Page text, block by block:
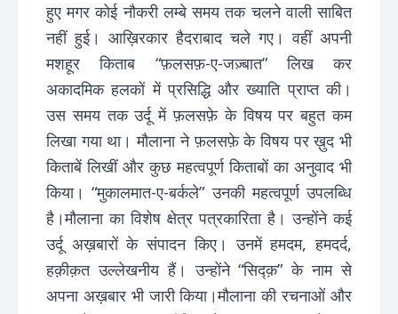
हुए मगर कोई नौकरी लम्बे समय तक चलने वाली साबित
नहीं हुई। आख़िरकार हैदराबाद चले गए। वहीं अपनी
मशहूर किताब “फ़लसफ़-ए-जज़्बात” लिख कर
अकादमिक हलकों में प्रसिद्धि और ख्याति प्राप्त की।
उस समय तक उर्दू में फ़लसफ़े के विषय पर बहुत कम
लिखा गया था। मौलाना ने फ़लसफ़े के विषय पर ख़ुद भी
किताबें लिखीं और कुछ महत्वपूर्ण किताबों का अनुवाद भी
किया। “मुकालमात-ए-बर्कले” उनकी महत्वपूर्ण उपलब्धि
है।मौलाना का विशेष क्षेत्र पत्रकारिता है। उन्होंने कई
उर्दू अख़बारों के संपादन किए। उनमें हमदम, हमदर्द,
हक़ीक़त उल्लेखनीय हैं। उन्होंने “सिद्क़” के नाम से
अपना अख़बार भी जारी किया।मौलाना की रचनाओं और